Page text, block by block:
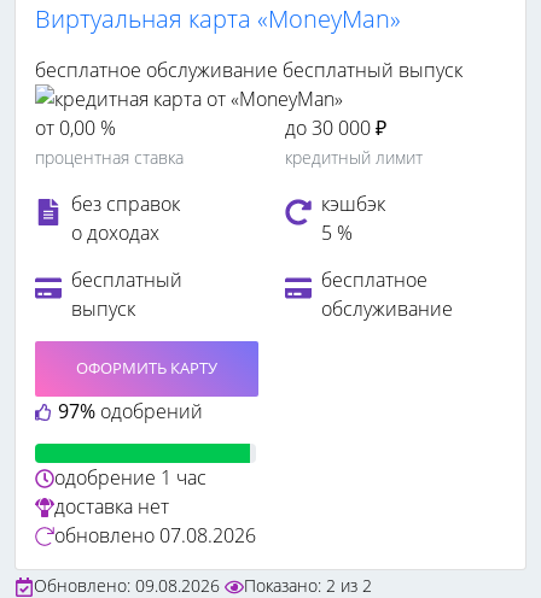
Виртуальная карта «MoneyMan»
бесплатное обслуживание бесплатный выпуск
от 0,00 %
процентная ставка
до 30 000 ₽
кредитный лимит
без справок
о доходах
кэшбэк
5 %
бесплатный
выпуск
бесплатное
обслуживание
97% одобрений
ОФОРМИТЬ КАРТУ
одобрение 1 час
доставка нет
обновлено 07.08.2026
Обновлено: 09.08.2026 Показано: 2 из 2